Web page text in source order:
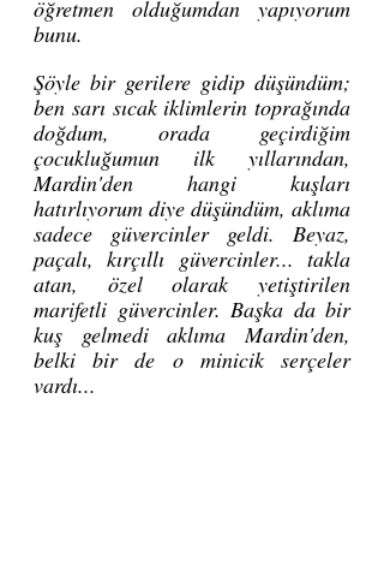
öğretmen olduğumdan yapıyorum
bunu.
Şöyle bir gerilere gidip düşündüm;
ben sarı sıcak iklimlerin toprağında
doğdum, orada geçirdiğim
çocukluğumun ilk yıllarından,
Mardin'den hangi kuşları
hatırlıyorum diye düşündüm, aklıma
sadece güvercinler geldi. Beyaz,
paçalı, kırçıllı güvercinler... takla
atan, özel olarak yetiştirilen
marifetli güvercinler. Başka da bir
kuş gelmedi aklıma Mardin'den,
belki bir de o minicik serçeler
vardı...